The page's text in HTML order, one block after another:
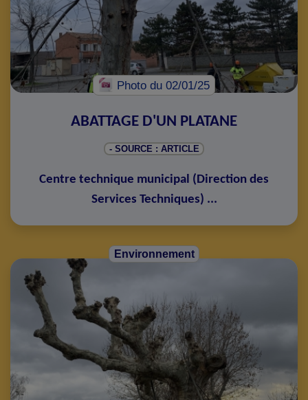
Photo du 02/01/25
ABATTAGE D'UN PLATANE
- SOURCE : ARTICLE
Centre technique municipal (Direction des
Services Techniques) ...
Environnement